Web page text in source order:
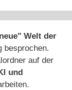
Welt der
besprochen.
auf der
und